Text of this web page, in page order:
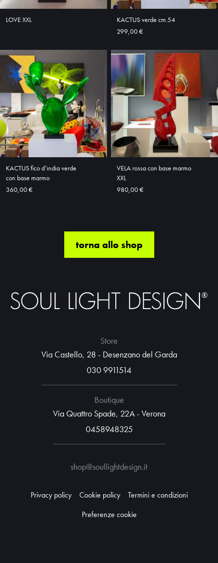
LOVE XXL
KACTUS verde cm.54
299,00 €
KACTUS fico d’india verde
con base marmo
360,00 €
VELA rossa con base marmo
XXL
980,00 €
torna allo shop
Store
Via Castello, 28 - Desenzano del Garda
030 9911514
Boutique
Via Quattro Spade, 22A - Verona
0458948325
shop@soullightdesign.it
Privacy policy Cookie policy
Termini e condizioni
Preferenze cookie